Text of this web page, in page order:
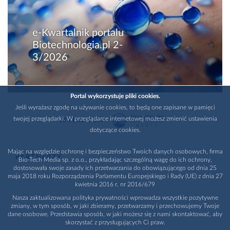
e-Kwartalnik portalu
Biotechnologia.pl 2-
3/2026
WYDAWCA
PARTNERZY
Portal wykorzystuje pliki cookies.
Jeśli wyrażasz zgodę na używanie cookies, to będą one zapisane w pamięci
twojej przeglądarki. W przeglądarce internetowej możesz zmienić ustawienia
dotyczące cookies.
Mając na względzie ochronę i bezpieczeństwo Twoich danych osobowych, firma
Bio-Tech Media sp. z o.o., przykładając szczególną wagę do ich ochrony,
dostosowała swoje zasady ich przetwarzania do obowiązującego od dnia 25
maja 2018 roku Rozporządzenia Parlamentu Europejskiego i Rady (UE) z dnia 27
kwietnia 2016 r. nr 2016/679
Nasza zaktualizowana polityka prywatności wprowadza wszystkie pozytywne
zmiany, w tym sposób, w jaki zbieramy, przetwarzamy i przechowujemy Twoje
dane osobowe. Przedstawia sposób, w jaki możesz się z nami skontaktować, aby
skorzystać z przysługujących Ci praw.